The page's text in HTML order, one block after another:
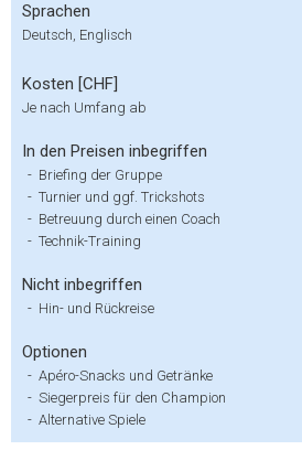
Sprachen
Deutsch, Englisch
Kosten [CHF]
Je nach Umfang ab
In den Preisen inbegriffen
- Briefing der Gruppe
- Turnier und ggf. Trickshots
- Betreuung durch einen Coach
- Technik-Training
Nicht inbegriffen
- Hin- und Rückreise
Optionen
- Apéro-Snacks und Getränke
- Siegerpreis für den Champion
- Alternative Spiele